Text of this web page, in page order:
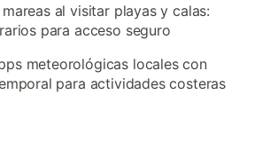
al visitar playas y calas:
para acceso seguro
meteorológicas locales con
para actividades costeras